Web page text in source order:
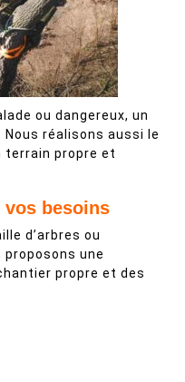
ou dangereux, un
réalisons aussi le
terrain propre et
vos besoins
d’arbres ou
proposons une
propre et des